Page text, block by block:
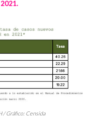
2021.
/ Gráfico: Censida